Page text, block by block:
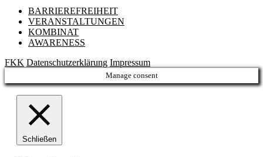
BARRIEREFREIHEIT
VERANSTALTUNGEN
KOMBINAT
AWARENESS
FKK Datenschutzerklärung Impressum
Manage consent
Schließen